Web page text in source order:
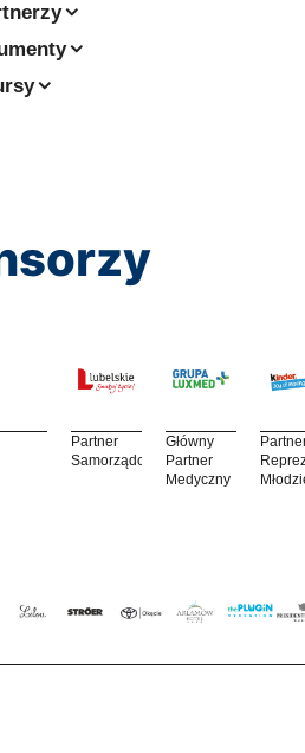
Partner
Samorządowy
Główny
Partner
Medyczny